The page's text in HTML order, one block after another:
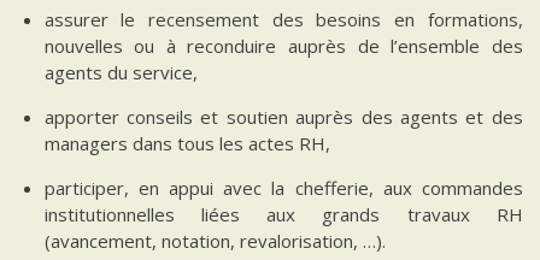
assurer le recensement des besoins en formations,
nouvelles ou à reconduire auprès de l’ensemble des
agents du service,
apporter conseils et soutien auprès des agents et des
managers dans tous les actes RH,
participer, en appui avec la chefferie, aux commandes
institutionnelles liées aux grands travaux RH
(avancement, notation, revalorisation, …).